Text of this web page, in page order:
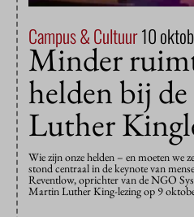
Campus & Cultuur10
Minder
helden bij
Luther
Wie zijn onze helden – en moeten we
stond centraal in de keynote van
Reventlow, oprichter van de NGO
Martin Luther King-lezing op 9